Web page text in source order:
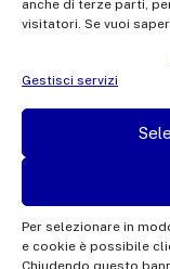
anche di terze parti,
visitatori. Se vuoi
Gestisci servizi
Per selezionare in
e cookie è possibile
Chiudendo questo
Facebook
Privacy Policy
This site is protected by